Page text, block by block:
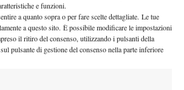
e funzioni.
a quanto sopra o per fare scelte dettagliate. Le tue
a questo sito. È possibile modificare le impostazioni
il ritiro del consenso, utilizzando i pulsanti della
pulsante di gestione del consenso nella parte inferiore
gruppo mondiale: ultima esperienza nel
6-3 6-1
5-7 7-5 5-7 6-4 6-1
1-2